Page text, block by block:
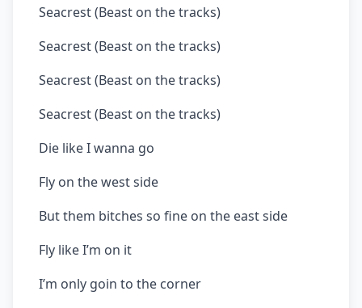
Seacrest (Beast on the tracks)
Seacrest (Beast on the tracks)
Seacrest (Beast on the tracks)
Seacrest (Beast on the tracks)
Die like I wanna go
Fly on the west side
But them bitches so fine on the east side
Fly like I’m on it
I’m only goin to the corner